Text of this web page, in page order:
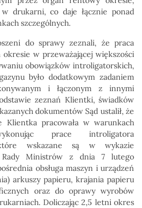
drukarni, co daje łącznie ponad
szczególnych.
do sprawy zeznali, że praca
w przeważającej większości
obowiązków introligatorskich,
było dodatkowym zadaniem
i łączonym z innymi
zeznań Klientki, świadków
dokumentów Sąd ustalił, że
Klientka pracowała w warunkach
prace introligatora
które wskazane są w wykazie
Rady Ministrów z dnia 7 lutego
obsługa maszyn i urządzeń
arkuszy papieru, krajania papieru
oraz do oprawy wyrobów
Doliczając 2,5 letni okres